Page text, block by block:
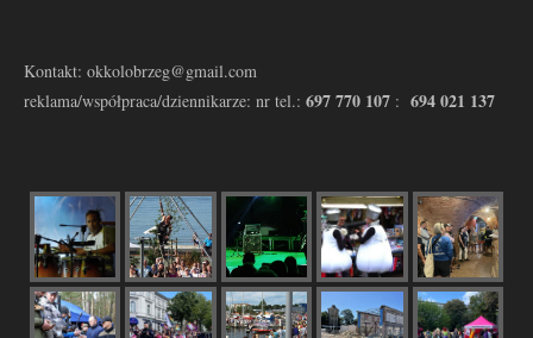
Kontakt: okkolobrzeg@gmail.com
reklama/współpraca/dziennikarze: nr tel.: 697 770 107 : 694 021 137